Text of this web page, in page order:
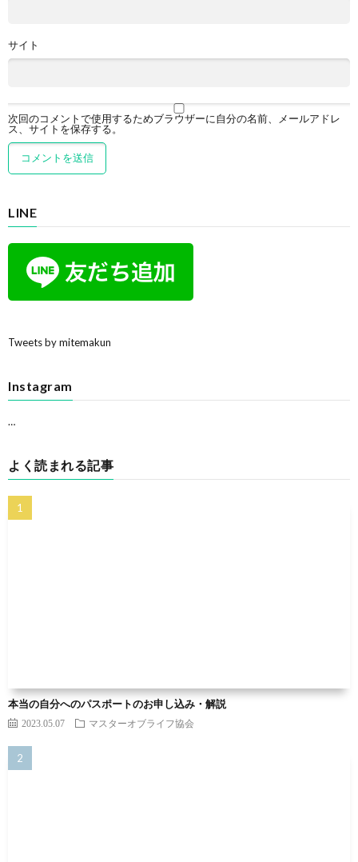
サイト
次回のコメントで使用するためブラウザーに自分の名前、メールアドレ
ス、サイトを保存する。
LINE
Tweets by mitemakun
Instagram
…
よく読まれる記事
本当の自分へのパスポートのお申し込み・解説
2023.05.07 マスターオブライフ協会